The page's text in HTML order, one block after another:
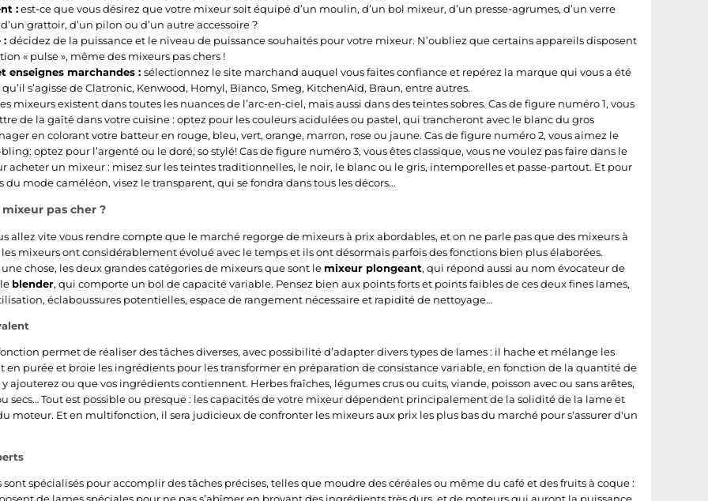
:est-ce que vous désirez que votre mixeur soit équipé d’un moulin, d’un bol mixeur, d’un presse-agrumes, d’un verre
grattoir, d’un pilon ou d’un autre accessoire ?
: décidez de la puissance et le niveau de puissance souhaités pour votre mixeur. N’oubliez que certains appareils disposent
« pulse », même des mixeurs pas chers !
enseignes marchandes : sélectionnez le site marchand auquel vous faites confiance et repérez la marque qui vous a été
s’agisse de Clatronic, Kenwood, Homyl, Bianco, Smeg, KitchenAid, Braun, entre autres.
mixeurs existent dans toutes les nuances de l’arc-en-ciel, mais aussi dans des teintes sobres. Cas de figure numéro 1, vous
de la gaîté dans votre cuisine : optez pour les couleurs acidulées ou pastel, qui trancheront avec le blanc du gros
en colorant votre batteur en rouge, bleu, vert, orange, marron, rose ou jaune. Cas de figure numéro 2, vous aimez le
optez pour l’argenté ou le doré, so stylé! Cas de figure numéro 3, vous êtes classique, vous ne voulez pas faire dans le
acheter un mixeur : misez sur les teintes traditionnelles, le noir, le blanc ou le gris, intemporelles et passe-partout. Et pour
du mode caméléon, visez le transparent, qui se fondra dans tous les décors...
pas cher ?
allez vite vous rendre compte que le marché regorge de mixeurs à prix abordables, et on ne parle pas que des mixeurs à
les mixeurs ont considérablement évolué avec le temps et ils ont désormais parfois des fonctions bien plus élaborées.
une chose, les deux grandes catégories de mixeurs que sont le mixeur plongeant, qui répond aussi au nom évocateur de
blender, qui comporte un bol de capacité variable. Pensez bien aux points forts et points faibles de ces deux fines lames,
éclaboussures potentielles, espace de rangement nécessaire et rapidité de nettoyage...
permet de réaliser des tâches diverses, avec possibilité d’adapter divers types de lames : il hache et mélange les
en purée et broie les ingrédients pour les transformer en préparation de consistance variable, en fonction de la quantité de
ajouterez ou que vos ingrédients contiennent. Herbes fraîches, légumes crus ou cuits, viande, poisson avec ou sans arêtes,
secs… Tout est possible ou presque : les capacités de votre mixeur dépendent principalement de la solidité de la lame et
moteur. Et en multifonction, il sera judicieux de confronter les mixeurs aux prix les plus bas du marché pour s'assurer d'un
sont spécialisés pour accomplir des tâches précises, telles que moudre des céréales ou même du café et des fruits à coque :
de lames spéciales pour ne pas s’abîmer en broyant des ingrédients très durs, et de moteurs qui auront la puissance